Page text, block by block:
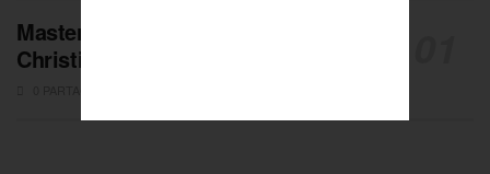
Masters de Pétanque : Les adieux de
Christian Fazzino